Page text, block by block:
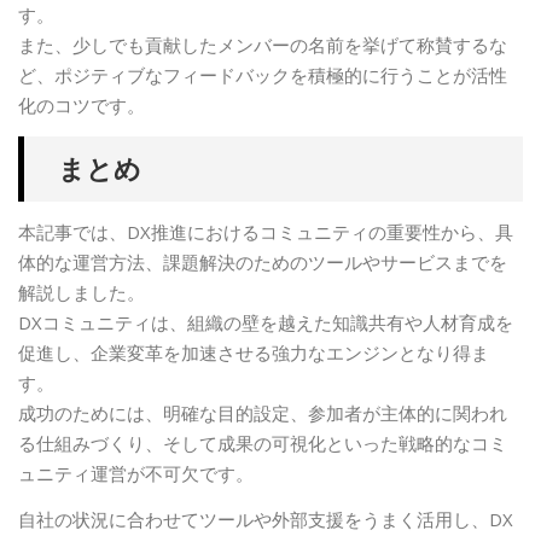
す。
また、少しでも貢献したメンバーの名前を挙げて称賛するな
ど、ポジティブなフィードバックを積極的に行うことが活性
化のコツです。
まとめ
本記事では、DX推進におけるコミュニティの重要性から、具
体的な運営方法、課題解決のためのツールやサービスまでを
解説しました。
DXコミュニティは、組織の壁を越えた知識共有や人材育成を
促進し、企業変革を加速させる強力なエンジンとなり得ま
す。
成功のためには、明確な目的設定、参加者が主体的に関われ
る仕組みづくり、そして成果の可視化といった戦略的なコミ
ュニティ運営が不可欠です。
自社の状況に合わせてツールや外部支援をうまく活用し、DX